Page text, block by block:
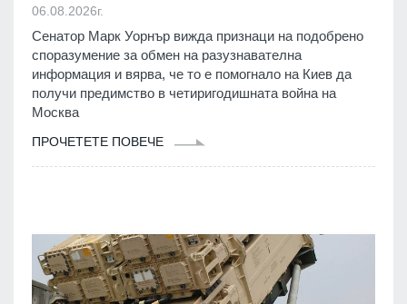
06.08.2026г.
Сенатор Марк Уорнър вижда признаци на подобрено
споразумение за обмен на разузнавателна
информация и вярва, че то е помогнало на Киев да
получи предимство в четиригодишната война на
Москва
ПРОЧЕТЕТЕ ПОВЕЧЕ